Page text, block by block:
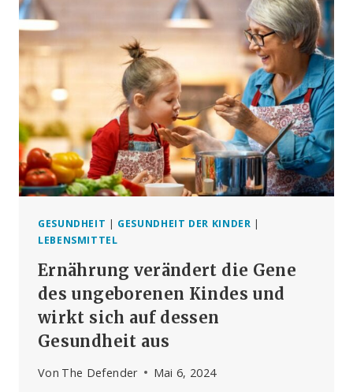
VERÄNDERT
DARMMIKROBIOM
UND
STOFFWECHSEL
GESUNDHEIT | GESUNDHEIT DER KINDER |
LEBENSMITTEL
Ernährung verändert die Gene
des ungeborenen Kindes und
wirkt sich auf dessen
Gesundheit aus
Von The Defender Mai 6, 2024